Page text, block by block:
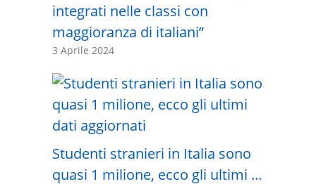
integrati nelle classi con
maggioranza di italiani”
3 Aprile 2024
Studenti stranieri in Italia sono
quasi 1 milione, ecco gli ultimi …